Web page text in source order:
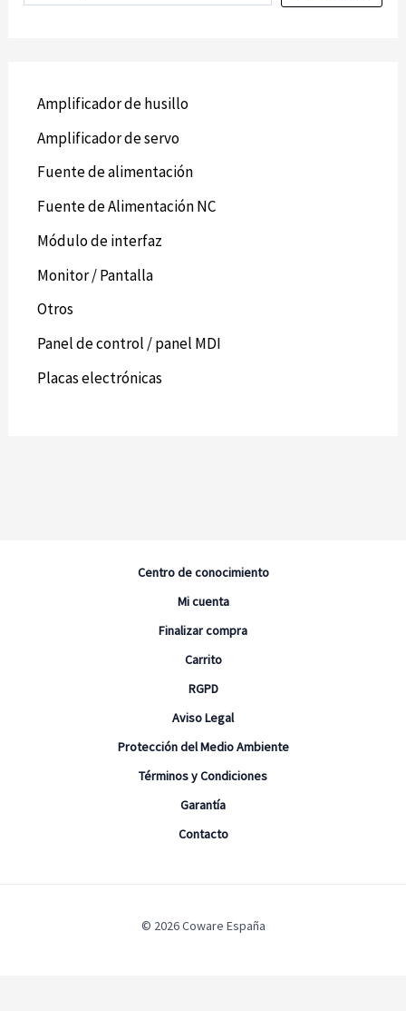
Amplificador de husillo
Amplificador de servo
Fuente de alimentación
Fuente de Alimentación NC
Módulo de interfaz
Monitor / Pantalla
Otros
Panel de control / panel MDI
Placas electrónicas
Centro de conocimiento
Mi cuenta
Finalizar compra
Carrito
RGPD
Aviso Legal
Protección del Medio Ambiente
Términos y Condiciones
Garantía
Contacto
© 2026 Coware España